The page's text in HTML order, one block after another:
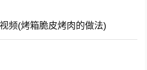
频(烤箱脆皮烤肉的做法)